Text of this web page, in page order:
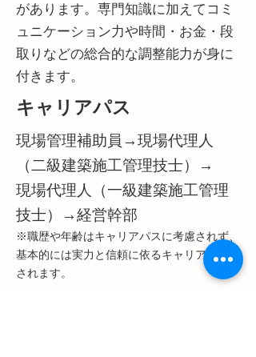
があります。専門知識に加えてコミ
ュニケーション力や時間・お金・段
取りなどの総合的な調整能力が身に
付きます。
キャリアパス
現場管理補助員→現場代理人
（二級建築施工管理技士）→
現場代理人（一級建築施工管理
技士）→経営幹部
※職歴や年齢はキャリアパスに考慮されず、
基本的には実力と信頼に依るキャリアが形成
されます。